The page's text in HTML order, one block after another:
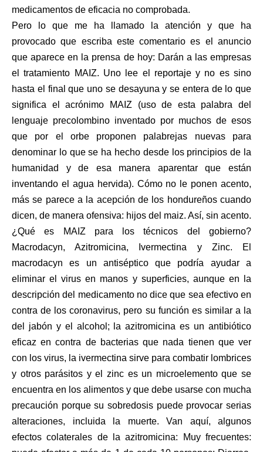
medicamentos de eficacia no comprobada.
Pero lo que me ha llamado la atención y que ha
provocado que escriba este comentario es el anuncio
que aparece en la prensa de hoy: Darán a las empresas
el tratamiento MAIZ. Uno lee el reportaje y no es sino
hasta el final que uno se desayuna y se entera de lo que
significa el acrónimo MAIZ (uso de esta palabra del
lenguaje precolombino inventado por muchos de esos
que por el orbe proponen palabrejas nuevas para
denominar lo que se ha hecho desde los principios de la
humanidad y de esa manera aparentar que están
inventando el agua hervida). Cómo no le ponen acento,
más se parece a la acepción de los hondureños cuando
dicen, de manera ofensiva: hijos del maiz. Así, sin acento.
¿Qué es MAIZ para los técnicos del gobierno?
Macrodacyn, Azitromicina, Ivermectina y Zinc. El
macrodacyn es un antiséptico que podría ayudar a
eliminar el virus en manos y superficies, aunque en la
descripción del medicamento no dice que sea efectivo en
contra de los coronavirus, pero su función es similar a la
del jabón y el alcohol; la azitromicina es un antibiótico
eficaz en contra de bacterias que nada tienen que ver
con los virus, la ivermectina sirve para combatir lombrices
y otros parásitos y el zinc es un microelemento que se
encuentra en los alimentos y que debe usarse con mucha
precaución porque su sobredosis puede provocar serias
alteraciones, incluida la muerte. Van aquí, algunos
efectos colaterales de la azitromicina: Muy frecuentes: